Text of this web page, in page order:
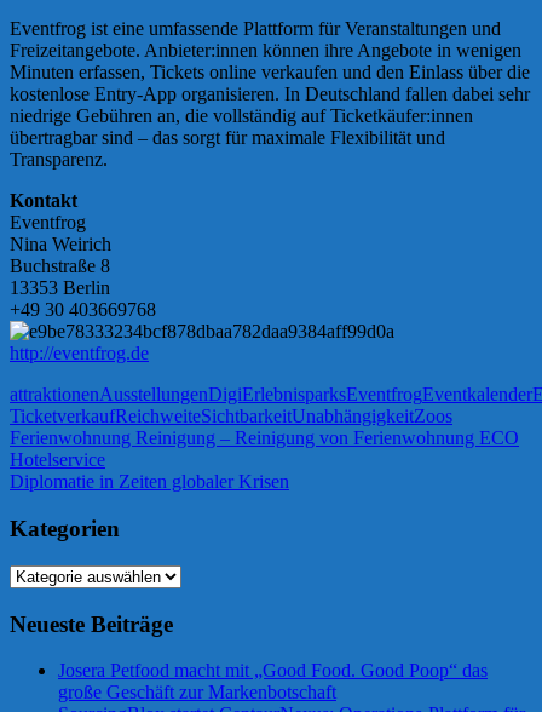
Eventfrog ist eine umfassende Plattform für Veranstaltungen und
Freizeitangebote. Anbieter:innen können ihre Angebote in wenigen
Minuten erfassen, Tickets online verkaufen und den Einlass über die
kostenlose Entry-App organisieren. In Deutschland fallen dabei sehr
niedrige Gebühren an, die vollständig auf Ticketkäufer:innen
übertragbar sind – das sorgt für maximale Flexibilität und
Transparenz.
Kontakt
Eventfrog
Nina Weirich
Buchstraße 8
13353 Berlin
+49 30 403669768
http://eventfrog.de
attraktionenAusstellungenDigiErlebnisparksEventfrogEventkalender
TicketverkaufReichweiteSichtbarkeitUnabhängigkeitZoos
Beitragsnavigation
Vorheriger
Beitrag:
Ferienwohnung Reinigung – Reinigung von Ferienwohnung ECO
Hotelservice
Nächster
Diplomatie in Zeiten globaler Krisen
Kategorien
Kategorien
Neueste Beiträge
Josera Petfood macht mit „Good Food. Good Poop“ das
große Geschäft zur Markenbotschaft